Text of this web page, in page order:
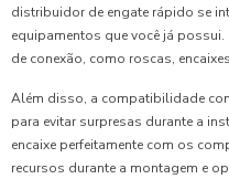
distribuidor de engate rápido se
equipamentos que você já
de conexão, como roscas,
Além disso, a compatibilidade
para evitar surpresas durante a
encaixe perfeitamente com os
recursos durante a montagem e